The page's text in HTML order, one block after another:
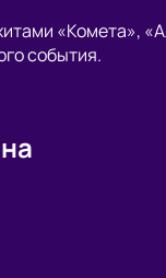
«Комета»,
события.